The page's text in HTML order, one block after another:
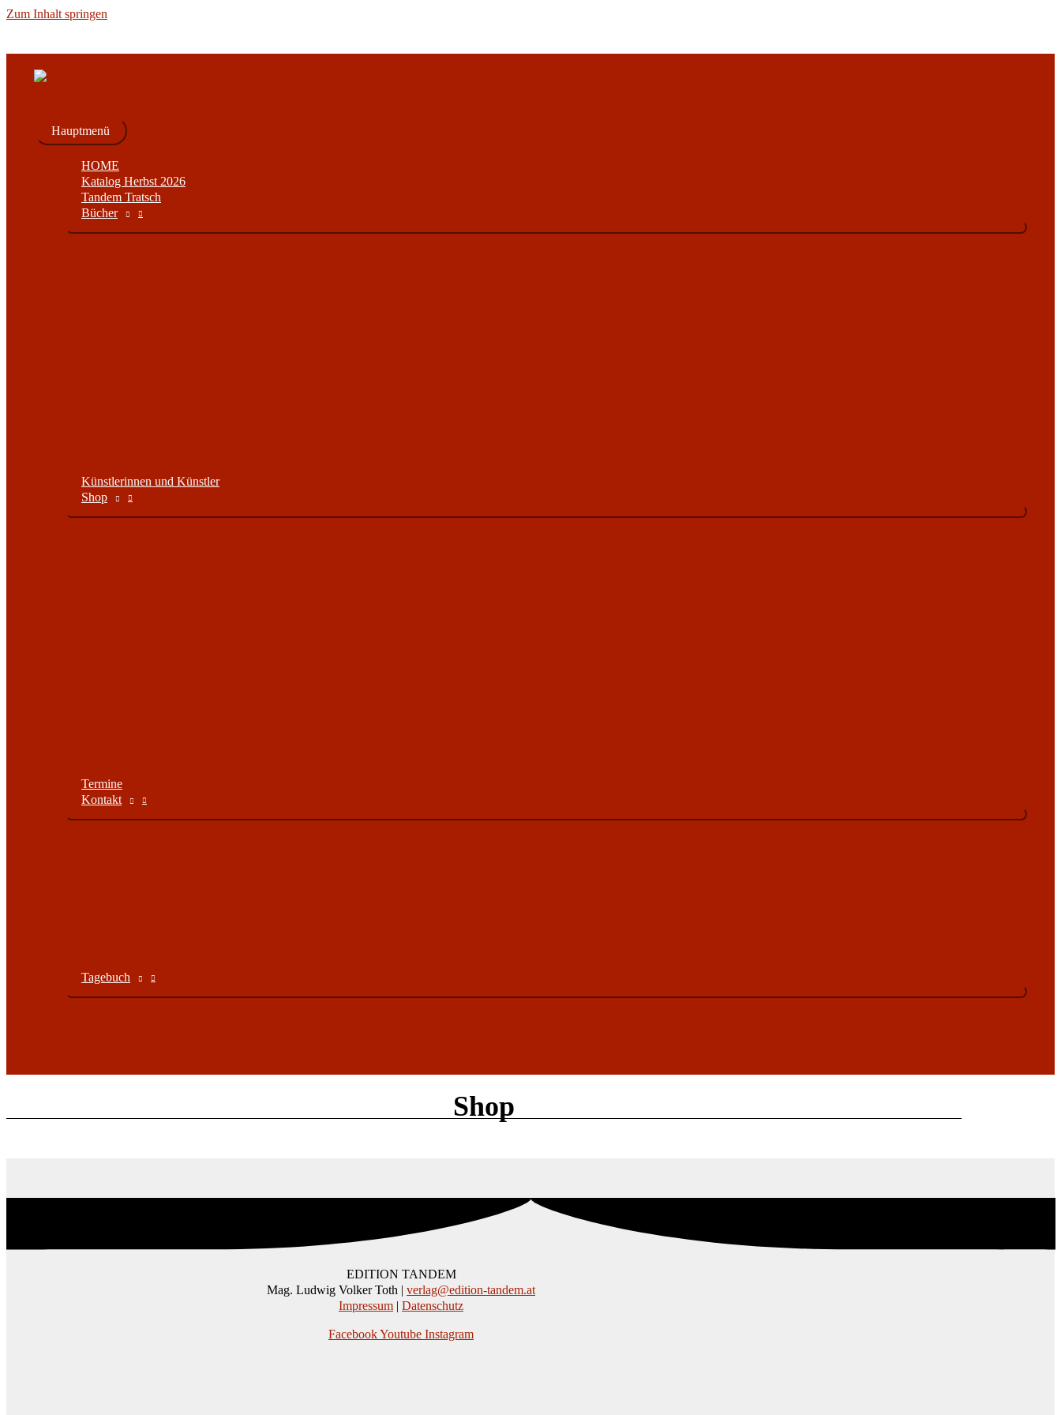
Zum Inhalt springen
Hauptmenü
HOME
Katalog Herbst 2026
Tandem Tratsch
Bücher
Künstlerinnen und Künstler
Shop
Termine
Kontakt
Tagebuch
Shop
EDITION TANDEM
Mag. Ludwig Volker Toth | verlag@edition-tandem.at
Impressum | Datenschutz
FacebookYoutube Instagram